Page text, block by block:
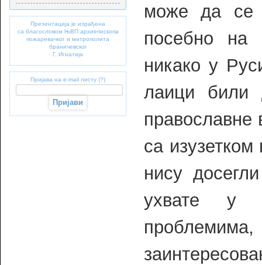
Презентација је израђена
са благословом ЊВП архиепископа
пожаревачког и митрополита
браничевског
Г. Игнатија
Пријава на e-mail листу (?)
може да се
посебно на
никако у
лаици били
православне
са изузетком
нису
ухвате у